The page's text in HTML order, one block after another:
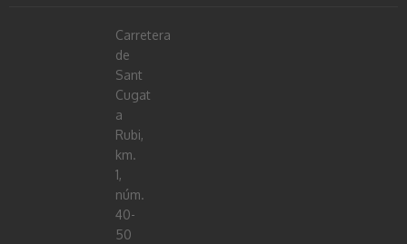
Carretera
de
Sant
Cugat
a
Rubi,
km.
1,
núm.
40-
50